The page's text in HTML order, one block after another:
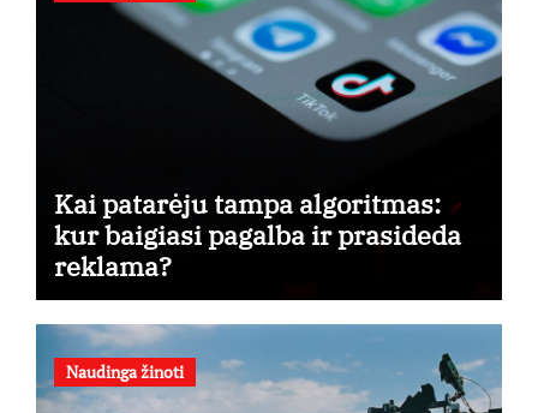
Kai patarėju tampa algoritmas:
kur baigiasi pagalba ir prasideda
reklama?
Naudinga žinoti